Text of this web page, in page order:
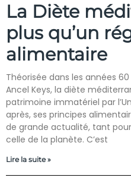
La Diète
plus qu’un
alimentaire
Théorisée dans les années
Ancel Keys, la diète
patrimoine immatériel par
après, ses principes
de grande actualité, tant
celle de la planète. C’est
Lire la suite »